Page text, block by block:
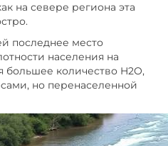
на севере региона эта
последнее место
населения на
большее количество H2O,
но перенаселенной